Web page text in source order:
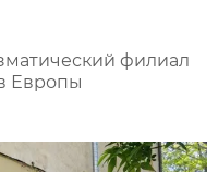
филиал
Европы